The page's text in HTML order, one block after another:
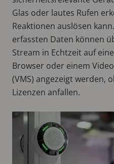
Glas oder lautes Rufen
Reaktionen auslösen
erfassten Daten können
Stream in Echtzeit auf
Browser oder einem
(VMS) angezeigt werden,
Lizenzen anfallen.